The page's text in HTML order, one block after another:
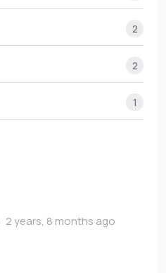
2
2
1
2 years, 8 months ago